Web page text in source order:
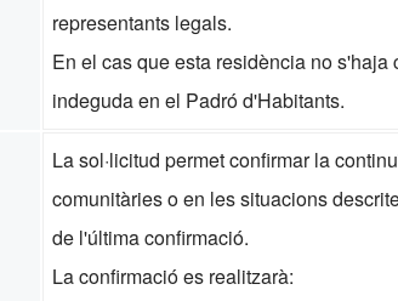
representants legals.
En el cas que esta residència no
indeguda en el Padró d'Habitants.
La sol·licitud permet confirmar la
comunitàries o en les situacions
de l'última confirmació.
La confirmació es realitzarà: